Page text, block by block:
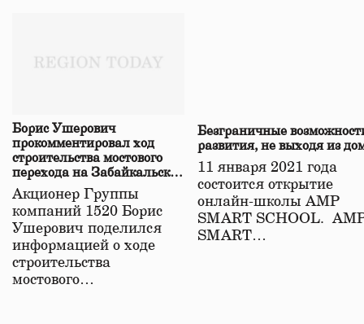
Борис Ушерович
прокомментировал ход
строительства мостового
перехода на Забайкальской
железной дороге
Акционер Группы
компаний 1520 Борис
Ушерович поделился
информацией о ходе
строительства
мостового…
Безграничные
развития, не выходя из
11 января 2021 года
состоится открытие
онлайн-школы АМР
SMART SCHOOL.
SMART…